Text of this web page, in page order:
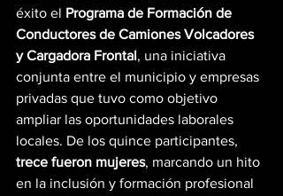
éxito el Programa de Formación de
Conductores de Camiones Volcadores
y Cargadora Frontal, una iniciativa
conjunta entre el municipio y empresas
privadas que tuvo como objetivo
ampliar las oportunidades laborales
locales. De los quince participantes,
trece fueron mujeres, marcando un hito
en la inclusión y formación profesional